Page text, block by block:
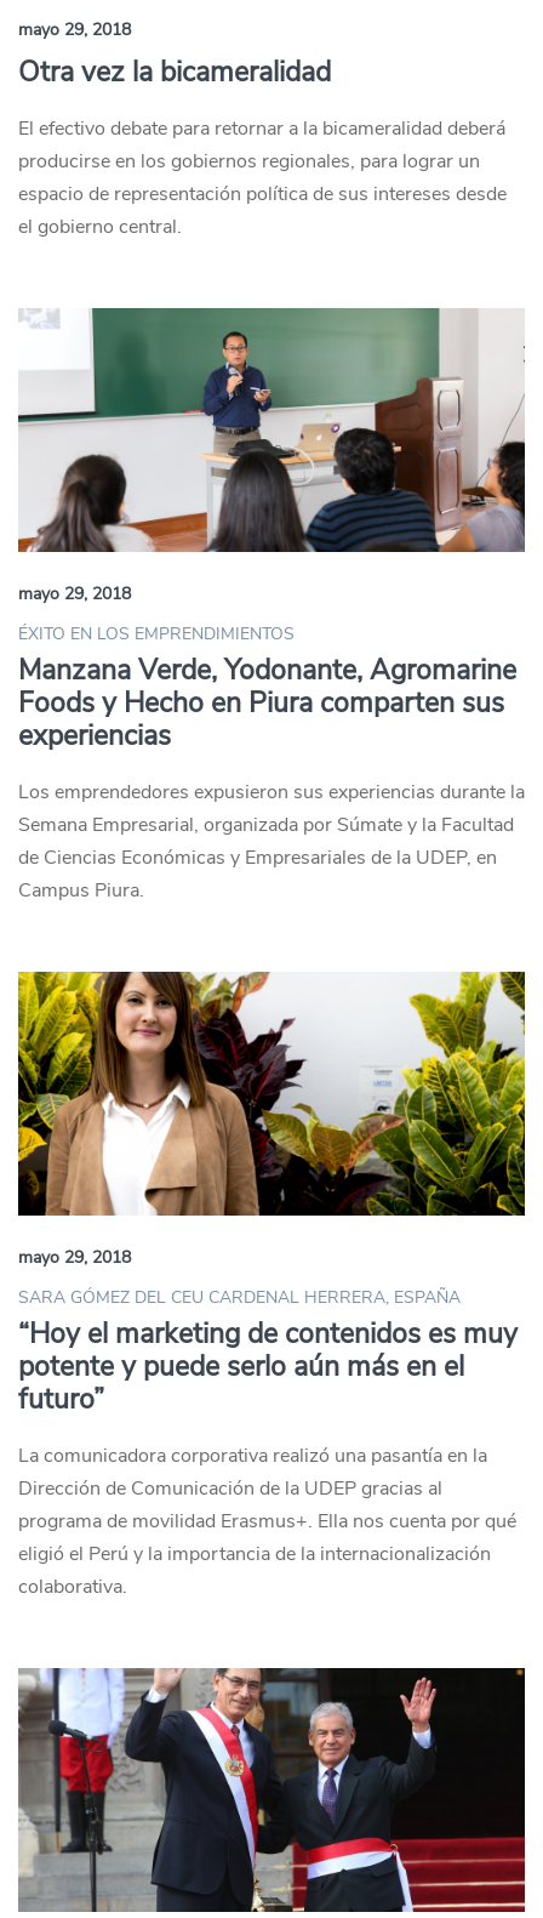
mayo 29, 2018
Otra vez la bicameralidad
El efectivo debate para retornar a la bicameralidad deberá
producirse en los gobiernos regionales, para lograr un
espacio de representación política de sus intereses desde
el gobierno central.
mayo 29, 2018
ÉXITO EN LOS EMPRENDIMIENTOS
Manzana Verde, Yodonante, Agromarine
Foods y Hecho en Piura comparten sus
experiencias
Los emprendedores expusieron sus experiencias durante la
Semana Empresarial, organizada por Súmate y la Facultad
de Ciencias Económicas y Empresariales de la UDEP, en
Campus Piura.
mayo 29, 2018
SARA GÓMEZ DEL CEU CARDENAL HERRERA, ESPAÑA
“Hoy el marketing de contenidos es muy
potente y puede serlo aún más en el
futuro”
La comunicadora corporativa realizó una pasantía en la
Dirección de Comunicación de la UDEP gracias al
programa de movilidad Erasmus+. Ella nos cuenta por qué
eligió el Perú y la importancia de la internacionalización
colaborativa.